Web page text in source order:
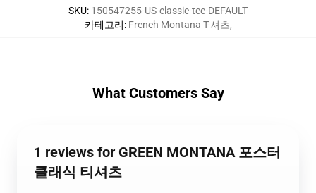
SKU: 150547255-US-classic-tee-DEFAULT
카테고리: French Montana T-셔츠,
What Customers Say
1 reviews for GREEN MONTANA 포스터
클래식 티셔츠